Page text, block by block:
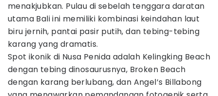
menakjubkan. Pulau di sebelah tenggara daratan
utama Bali ini memiliki kombinasi keindahan laut
biru jernih, pantai pasir putih, dan tebing-tebing
karang yang dramatis.
Spot ikonik di Nusa Penida adalah Kelingking Beach
dengan tebing dinosaurusnya, Broken Beach
dengan karang berlubang, dan Angel’s Billabong